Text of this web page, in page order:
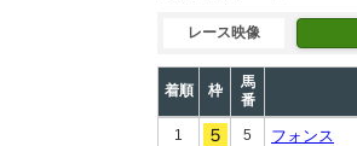
レース映像
着順 枠
馬
番
1 5 フォンス